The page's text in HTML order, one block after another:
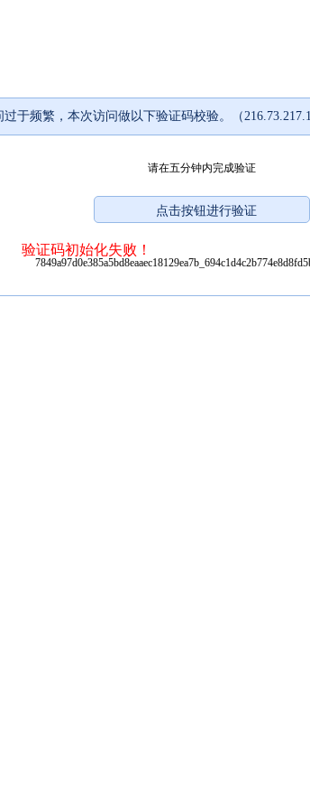
过于频繁，本次访问做以下验证码校验。（
请在五分钟内完成验证
验证码初始化失败！